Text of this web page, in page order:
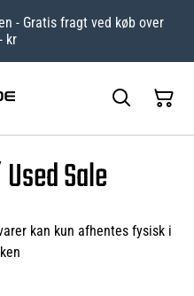
- Gratis fragt ved køb over
kr
Sale
kan kun afhentes fysisk i